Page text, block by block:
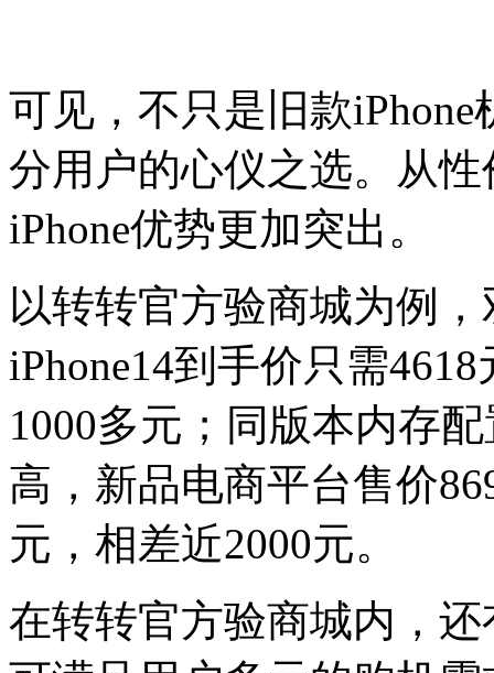
可见，不只是旧款
分用户的心仪之选。从
iPhone优势更加突出。
以转转官方验商城为例
iPhone14到手价只需
1000多元；同版本内存
高，新品电商平台售价
元，相差近2000元。
在转转官方验商城内，